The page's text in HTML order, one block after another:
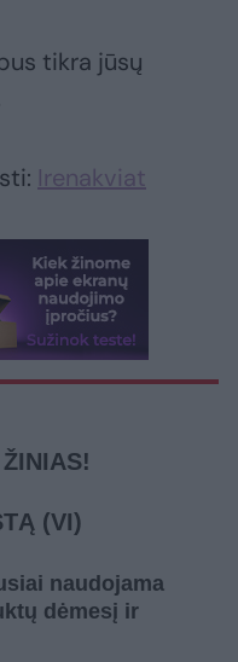
tikra jūsų
Irenakviat
(VI)
naudojama
dėmesį ir